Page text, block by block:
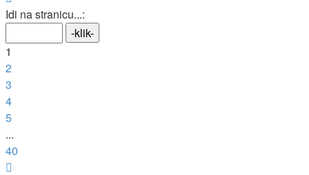
1 40.
Idi na stranicu...:
1
2
3
4
5
...
40